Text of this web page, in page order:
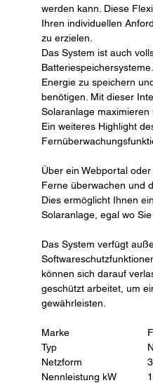
werden kann. Diese
Ihren individuellen
zu erzielen.
Das System ist auch
Energie zu speichern
benötigen. Mit dieser
Solaranlage maximieren
Ein weiteres Highlight
Über ein Webportal
Ferne überwachen und
Dies ermöglicht Ihnen
Solaranlage, egal wo Sie
Das System verfügt
können sich darauf
geschützt arbeitet, um
gewährleisten.
Marke
Typ
Netzform
Nennleistung kW